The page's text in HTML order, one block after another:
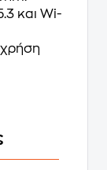
και Wi-